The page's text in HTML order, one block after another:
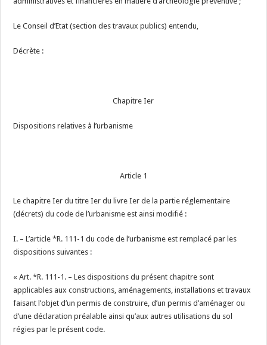
Le Conseil d’Etat (section des travaux publics) entendu,
Décrète :
Chapitre Ier
Dispositions relatives à l’urbanisme
Article 1
Le chapitre Ier du titre Ier du livre Ier de la partie réglementaire
(décrets) du code de l’urbanisme est ainsi modifié :
I. – L’article *R. 111-1 du code de l’urbanisme est remplacé par les
dispositions suivantes :
« Art. *R. 111-1. – Les dispositions du présent chapitre sont
applicables aux constructions, aménagements, installations et travaux
faisant l’objet d’un permis de construire, d’un permis d’aménager ou
d’une déclaration préalable ainsi qu’aux autres utilisations du sol
régies par le présent code.